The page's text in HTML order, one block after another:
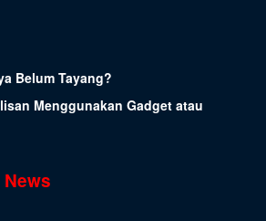
Belum Tayang?
Menggunakan Gadget atau